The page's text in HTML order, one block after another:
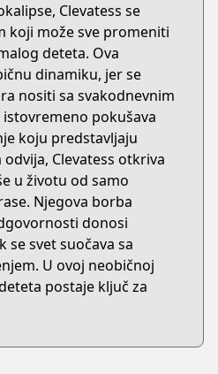
Clevatess se
koji može sve promeniti
deteta. Ova
dinamiku, jer se
nositi sa svakodnevnim
pokušava
koju predstavljaju
Clevatess otkriva
u životu od samo
Njegova borba
donosi
se svet suočava sa
U ovoj neobičnoj
postaje ključ za